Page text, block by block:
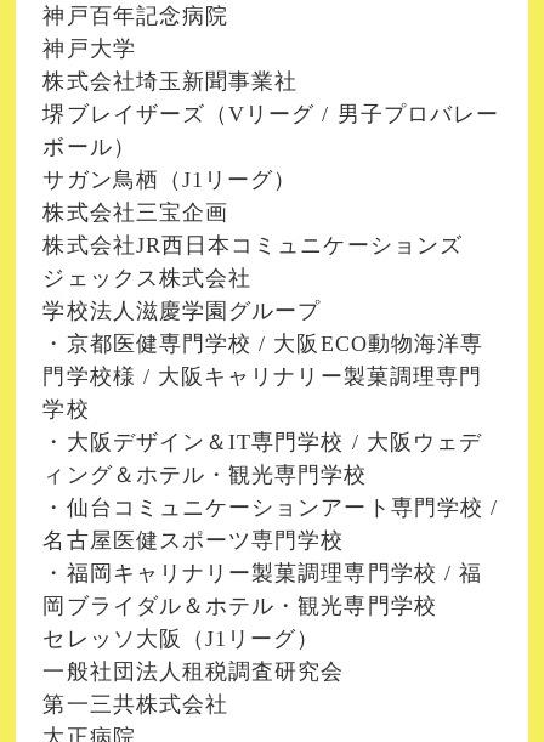
神戸百年記念病院
神戸大学
株式会社埼玉新聞事業社
堺ブレイザーズ（Vリーグ / 男子プロバレー
ボール）
サガン鳥栖（J1リーグ）
株式会社三宝企画
株式会社JR西日本コミュニケーションズ
ジェックス株式会社
学校法人滋慶学園グループ
・京都医健専門学校 / 大阪ECO動物海洋専
門学校様 / 大阪キャリナリー製菓調理専門
学校
・大阪デザイン＆IT専門学校 / 大阪ウェデ
ィング＆ホテル・観光専門学校
・仙台コミュニケーションアート専門学校 /
名古屋医健スポーツ専門学校
・福岡キャリナリー製菓調理専門学校 / 福
岡ブライダル＆ホテル・観光専門学校
セレッソ大阪（J1リーグ）
一般社団法人租税調査研究会
第一三共株式会社